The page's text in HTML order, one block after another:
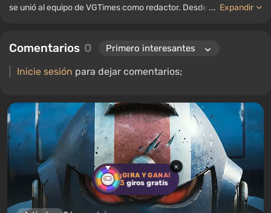
¡GIRA Y GANA!
3 giros gratis
×
se unió al equipo de VGTimes como redactor. Desde 2022, ha
... Expandir
Comentarios 0
Inicie sesión para dejar comentarios;